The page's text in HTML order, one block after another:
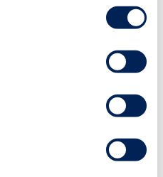
Annkatrin
der Stuttgarter
der
Sie folgt auf Volker Bohn,